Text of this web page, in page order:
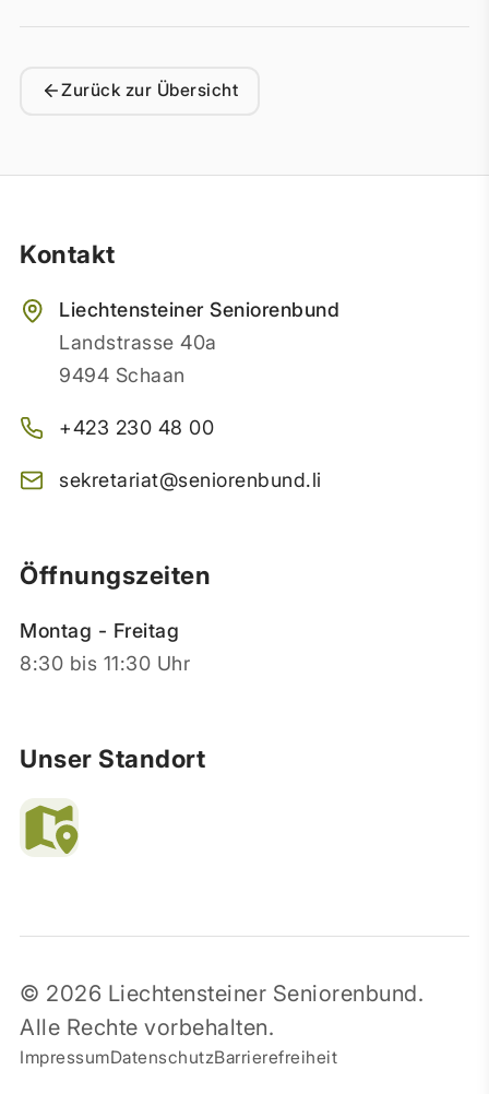
Zurück zur Übersicht
Kontakt
Liechtensteiner Seniorenbund
Landstrasse 40a
9494 Schaan
+423 230 48 00
sekretariat@seniorenbund.li
Öffnungszeiten
Montag - Freitag
8:30 bis 11:30 Uhr
Unser Standort
© 2026 Liechtensteiner Seniorenbund.
Alle Rechte vorbehalten.
ImpressumDatenschutzBarrierefreiheit